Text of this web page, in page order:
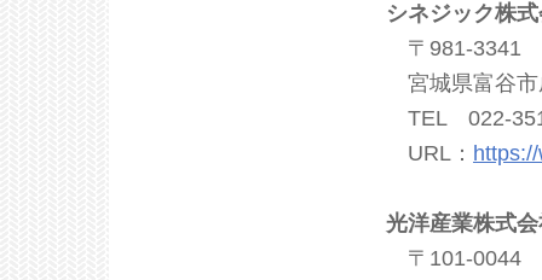
シネジック株
〒981-3341
宮城県富谷市
TEL 022-
URL：
光洋産業株式
〒101-0044